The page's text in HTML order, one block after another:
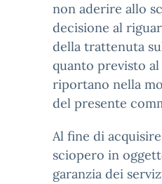
non aderire allo
decisione al
della trattenuta
quanto previsto
riportano nella
del presente
Al fine di
sciopero in
garanzia dei